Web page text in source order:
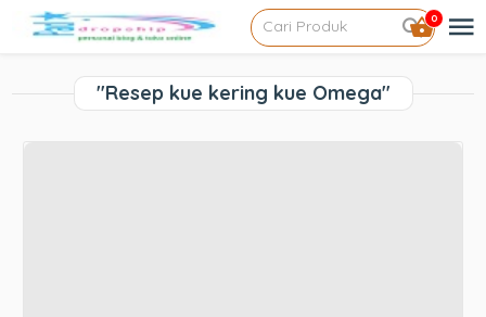
0
"Resep kue kering kue Omega"